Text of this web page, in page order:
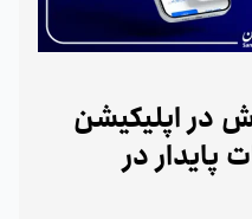
تراکنش در اپلیکیشن
پایدار در